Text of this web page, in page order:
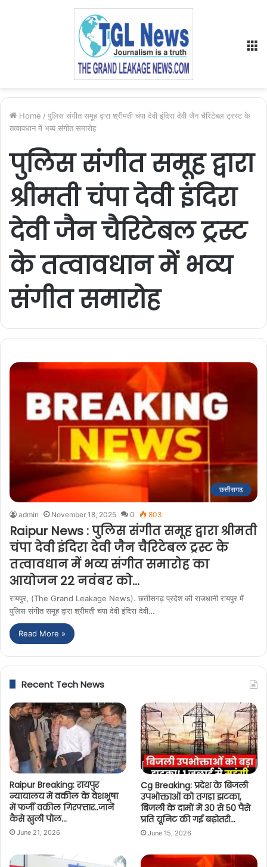
Home / पुलिस संगीत समूह द्वारा श्रीमती चंपा देवी इंदिरा देवी जैन चैरिटेबल ट्रस्ट के
तत्वावधान में भव्य संगीत समारोह
पुलिस संगीत समूह द्वारा
श्रीमती चंपा देवी इंदिरा
देवी जैन चैरिटेबल ट्रस्ट
के तत्वावधान में भव्य
संगीत समारोह
छत्तीसगढ़
admin November 18, 2025 0 803
Raipur News : पुलिस संगीत समूह द्वारा श्रीमती
चंपा देवी इंदिरा देवी जैन चैरिटेबल ट्रस्ट के
तत्वावधान में भव्य संगीत समारोह का
आयोजन 22 नवंबर को…
रायपुर, (The Grand Leakage News). छत्तीसगढ़ प्रदेश की राजधानी रायपुर में
पुलिस संगीत समूह द्वारा श्रीमती चंपा देवी इंदिरा देवी…
Read More »
Recent Tech News
Raipur Breaking: रायपुर
न्यायालय में वकील के वेशभूषा
में फर्जी वकील गिरफ्तार..जानें
कैसे खुली पोल…
June 21, 2026
Cg Breaking: प्रदेश के बिजली
उपभोक्ताओं को तगड़ा झटका,
बिजली के दामों में 30 से 50 पैसे
प्रति यूनिट की गई बढ़ोतरी…
June 15, 2026